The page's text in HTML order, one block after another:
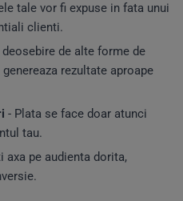
tale vor fi expuse in fata unui
clienti.
deosebire de alte forme de
rezultate aproape
- Plata se face doar atunci
tau.
axa pe audienta dorita,